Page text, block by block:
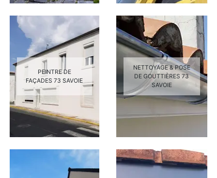
PEINTRE DE
FAÇADES 73 SAVOIE
NETTOYAGE & POSE
DE GOUTTIÈRES 73
SAVOIE